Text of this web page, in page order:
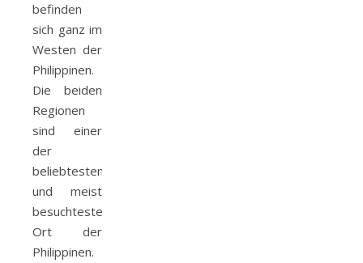
befinden
sich ganz im
Westen der
Philippinen.
Die beiden
Regionen
sind einer
der
beliebtesten
und meist
besuchtesten
Ort der
Philippinen.